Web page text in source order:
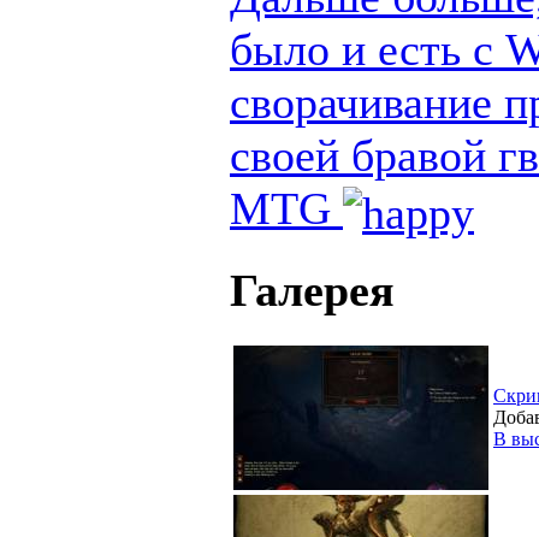
было и есть с
сворачивание
своей бравой
MTG
Галерея
В